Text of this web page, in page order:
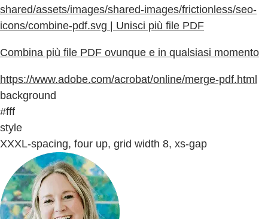
shared/assets/images/shared-images/frictionless/seo-
icons/combine-pdf.svg | Unisci più file PDF
Combina più file PDF ovunque e in qualsiasi momento
https://www.adobe.com/acrobat/online/merge-pdf.html
background
#fff
style
XXXL-spacing, four up, grid width 8, xs-gap